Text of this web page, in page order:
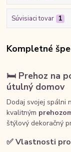
Súvisiaci tovar 1
Kompletné
🛏️ Prehoz na
útulný domov
Dodaj svojej spálni
kvalitným
štýlový dekoračný
✅Vlastnosti